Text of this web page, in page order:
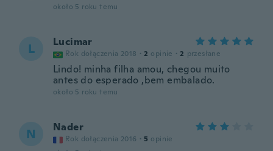
około 5 roku temu
L Lucimar
Rok dołączenia 2018 · 2 opinie · 2 przesłane
Lindo! minha filha amou, chegou muito
antes do esperado ,bem embalado.
około 5 roku temu
N Nader
Rok dołączenia 2016 · 5 opinie